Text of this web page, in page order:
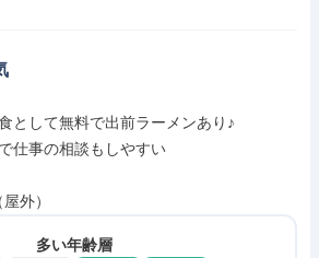
として無料で出前ラーメンあり♪
仕事の相談もしやすい
外）
多い年齢層